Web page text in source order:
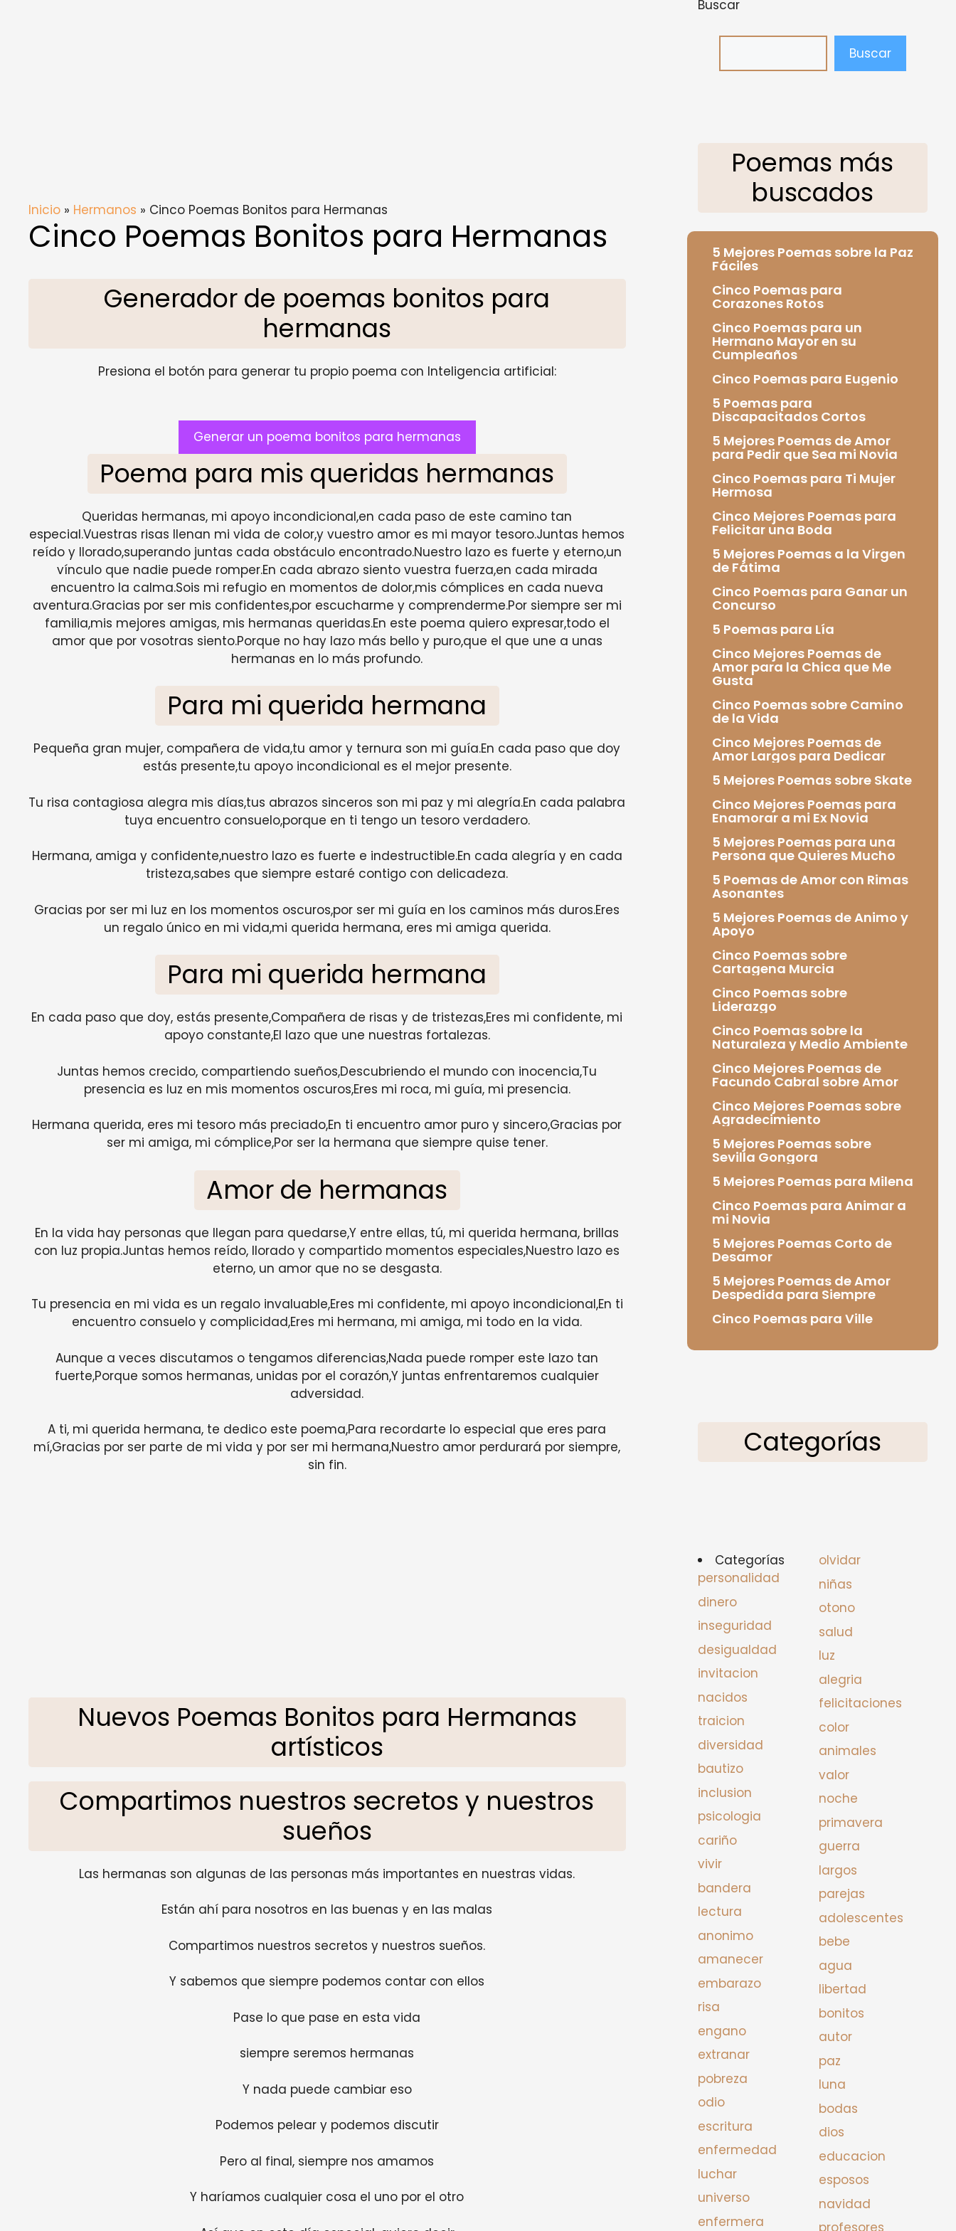
Inicio » Hermanos » Cinco Poemas Bonitos para Hermanas
Cinco Poemas Bonitos para Hermanas
Generador de poemas bonitos para
hermanas
Presiona el botón para generar tu propio poema con Inteligencia artificial:
Generar un poema bonitos para hermanas
Poema para mis queridas hermanas
Queridas hermanas, mi apoyo incondicional,en cada paso de este camino tan
especial.Vuestras risas llenan mi vida de color,y vuestro amor es mi mayor tesoro.Juntas hemos
reído y llorado,superando juntas cada obstáculo encontrado.Nuestro lazo es fuerte y eterno,un
vínculo que nadie puede romper.En cada abrazo siento vuestra fuerza,en cada mirada
encuentro la calma.Sois mi refugio en momentos de dolor,mis cómplices en cada nueva
aventura.Gracias por ser mis confidentes,por escucharme y comprenderme.Por siempre ser mi
familia,mis mejores amigas, mis hermanas queridas.En este poema quiero expresar,todo el
amor que por vosotras siento.Porque no hay lazo más bello y puro,que el que une a unas
hermanas en lo más profundo.
Para mi querida hermana
Pequeña gran mujer, compañera de vida,tu amor y ternura son mi guía.En cada paso que doy
estás presente,tu apoyo incondicional es el mejor presente.
Tu risa contagiosa alegra mis días,tus abrazos sinceros son mi paz y mi alegría.En cada palabra
tuya encuentro consuelo,porque en ti tengo un tesoro verdadero.
Hermana, amiga y confidente,nuestro lazo es fuerte e indestructible.En cada alegría y en cada
tristeza,sabes que siempre estaré contigo con delicadeza.
Gracias por ser mi luz en los momentos oscuros,por ser mi guía en los caminos más duros.Eres
un regalo único en mi vida,mi querida hermana, eres mi amiga querida.
Para mi querida hermana
En cada paso que doy, estás presente,Compañera de risas y de tristezas,Eres mi confidente, mi
apoyo constante,El lazo que une nuestras fortalezas.
Juntas hemos crecido, compartiendo sueños,Descubriendo el mundo con inocencia,Tu
presencia es luz en mis momentos oscuros,Eres mi roca, mi guía, mi presencia.
Hermana querida, eres mi tesoro más preciado,En ti encuentro amor puro y sincero,Gracias por
ser mi amiga, mi cómplice,Por ser la hermana que siempre quise tener.
Amor de hermanas
En la vida hay personas que llegan para quedarse,Y entre ellas, tú, mi querida hermana, brillas
con luz propia.Juntas hemos reído, llorado y compartido momentos especiales,Nuestro lazo es
eterno, un amor que no se desgasta.
Tu presencia en mi vida es un regalo invaluable,Eres mi confidente, mi apoyo incondicional,En ti
encuentro consuelo y complicidad,Eres mi hermana, mi amiga, mi todo en la vida.
Aunque a veces discutamos o tengamos diferencias,Nada puede romper este lazo tan
fuerte,Porque somos hermanas, unidas por el corazón,Y juntas enfrentaremos cualquier
adversidad.
A ti, mi querida hermana, te dedico este poema,Para recordarte lo especial que eres para
mí,Gracias por ser parte de mi vida y por ser mi hermana,Nuestro amor perdurará por siempre,
sin fin.
Nuevos Poemas Bonitos para Hermanas
artísticos
Compartimos nuestros secretos y nuestros
sueños
Las hermanas son algunas de las personas más importantes en nuestras vidas.
Están ahí para nosotros en las buenas y en las malas
Compartimos nuestros secretos y nuestros sueños.
Y sabemos que siempre podemos contar con ellos
Pase lo que pase en esta vida
siempre seremos hermanas
Y nada puede cambiar eso
Podemos pelear y podemos discutir
Pero al final, siempre nos amamos
Y haríamos cualquier cosa el uno por el otro
Buscar
Buscar
Poemas más
buscados
5 Mejores Poemas sobre la Paz
Fáciles
Cinco Poemas para
Corazones Rotos
Cinco Poemas para un
Hermano Mayor en su
Cumpleaños
Cinco Poemas para Eugenio
5 Poemas para
Discapacitados Cortos
5 Mejores Poemas de Amor
para Pedir que Sea mi Novia
Cinco Poemas para Ti Mujer
Hermosa
Cinco Mejores Poemas para
Felicitar una Boda
5 Mejores Poemas a la Virgen
de Fátima
Cinco Poemas para Ganar un
Concurso
5 Poemas para Lía
Cinco Mejores Poemas de
Amor para la Chica que Me
Gusta
Cinco Poemas sobre Camino
de la Vida
Cinco Mejores Poemas de
Amor Largos para Dedicar
5 Mejores Poemas sobre Skate
Cinco Mejores Poemas para
Enamorar a mi Ex Novia
5 Mejores Poemas para una
Persona que Quieres Mucho
5 Poemas de Amor con Rimas
Asonantes
5 Mejores Poemas de Animo y
Apoyo
Cinco Poemas sobre
Cartagena Murcia
Cinco Poemas sobre
Liderazgo
Cinco Poemas sobre la
Naturaleza y Medio Ambiente
Cinco Mejores Poemas de
Facundo Cabral sobre Amor
Cinco Mejores Poemas sobre
Agradecimiento
5 Mejores Poemas sobre
Sevilla Gongora
5 Mejores Poemas para Milena
Cinco Poemas para Animar a
mi Novia
5 Mejores Poemas Corto de
Desamor
5 Mejores Poemas de Amor
Despedida para Siempre
Cinco Poemas para Ville
Categorías
Categorías
personalidad
dinero
inseguridad
desigualdad
invitacion
nacidos
traicion
diversidad
bautizo
inclusion
psicologia
cariño
vivir
bandera
lectura
anonimo
amanecer
embarazo
risa
engano
extranar
pobreza
odio
escritura
enfermedad
luchar
universo
enfermera
olvidar
niñas
otono
salud
luz
alegria
felicitaciones
color
animales
valor
noche
primavera
guerra
largos
parejas
adolescentes
bebe
agua
libertad
bonitos
autor
paz
luna
bodas
dios
educacion
esposos
navidad
profesores